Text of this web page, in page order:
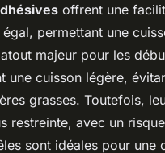
offrent une
égal, permettant une
majeur pour les
une cuisson légère,
grasses. Toutefois,
restreinte, avec un
sont idéales pour une